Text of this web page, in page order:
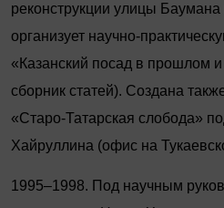
реконструкции улицы
организует научно-
«Казанский посад в прошлом
сборник статей). Создана
«Старо‑Татарская слобода»
Хайруллина (офис на
1995–1998. Под научным